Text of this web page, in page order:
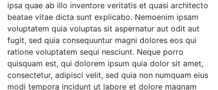
ipsa quae ab illo inventore veritatis et quasi architecto
beatae vitae dicta sunt explicabo. Nemoenim ipsam
voluptatem quia voluptas sit aspernatur aut odit aut
fugit, sed quia consequuntur magni dolores eos qui
ratione voluptatem sequi nesciunt. Neque porro
quisquam est, qui dolorem ipsum quia dolor sit amet,
consectetur, adipisci velit, sed quia non numquam eius
modi tempora incidunt ut labore et dolore magnam